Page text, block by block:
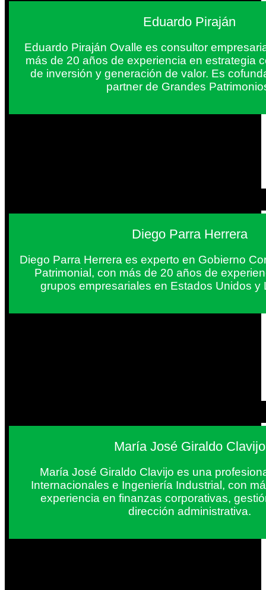
Eduardo Piraján
Eduardo Piraján Ovalle es consultor
más de 20 años de experiencia en estrategia
de inversión y generación de valor. Es
partner de Grandes
Diego Parra Herrera
Diego Parra Herrera es experto en Gobierno
Patrimonial, con más de 20 años de
grupos empresariales en Estados Unidos y
María José Giraldo Clavijo
María José Giraldo Clavijo es una
Internacionales e Ingeniería Industrial, con
experiencia en finanzas corporativas,
dirección administrativa.